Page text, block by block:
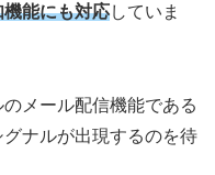
能にも対応していま
メール配信機能である
ナルが出現するのを待